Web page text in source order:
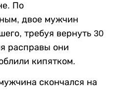
По
двое мужчин
требуя вернуть 30
расправы они
кипятком.
скончался на